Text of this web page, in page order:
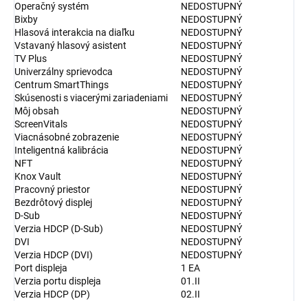
Operačný systém
NEDOSTUPNÝ
Bixby
NEDOSTUPNÝ
Hlasová interakcia na diaľku
NEDOSTUPNÝ
Vstavaný hlasový asistent
NEDOSTUPNÝ
TV Plus
NEDOSTUPNÝ
Univerzálny sprievodca
NEDOSTUPNÝ
Centrum SmartThings
NEDOSTUPNÝ
Skúsenosti s viacerými zariadeniami
NEDOSTUPNÝ
Môj obsah
NEDOSTUPNÝ
ScreenVitals
NEDOSTUPNÝ
Viacnásobné zobrazenie
NEDOSTUPNÝ
Inteligentná kalibrácia
NEDOSTUPNÝ
NFT
NEDOSTUPNÝ
Knox Vault
NEDOSTUPNÝ
Pracovný priestor
NEDOSTUPNÝ
Bezdrôtový displej
NEDOSTUPNÝ
D-Sub
NEDOSTUPNÝ
Verzia HDCP (D-Sub)
NEDOSTUPNÝ
DVI
NEDOSTUPNÝ
Verzia HDCP (DVI)
NEDOSTUPNÝ
Port displeja
1 EA
Verzia portu displeja
01.II
Verzia HDCP (DP)
02.II